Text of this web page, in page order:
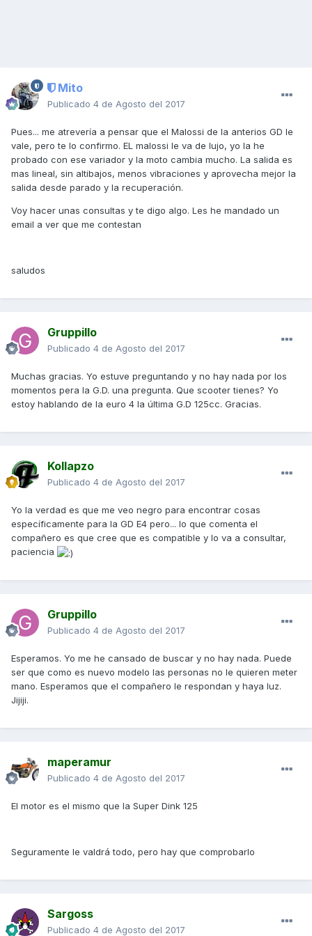
Mito
Publicado 4 de Agosto del 2017
Pues... me atrevería a pensar que el Malossi de la anterios GD le
vale, pero te lo confirmo. EL malossi le va de lujo, yo la he
probado con ese variador y la moto cambia mucho. La salida es
mas lineal, sin altibajos, menos vibraciones y aprovecha mejor la
salida desde parado y la recuperación.
Voy hacer unas consultas y te digo algo. Les he mandado un
email a ver que me contestan
saludos
Gruppillo
Publicado 4 de Agosto del 2017
Muchas gracias. Yo estuve preguntando y no hay nada por los
momentos pera la G.D. una pregunta. Que scooter tienes? Yo
estoy hablando de la euro 4 la última G.D 125cc. Gracias.
Kollapzo
Publicado 4 de Agosto del 2017
Yo la verdad es que me veo negro para encontrar cosas
específicamente para la GD E4 pero... lo que comenta el
compañero es que cree que es compatible y lo va a consultar,
paciencia
Gruppillo
Publicado 4 de Agosto del 2017
Esperamos. Yo me he cansado de buscar y no hay nada. Puede
ser que como es nuevo modelo las personas no le quieren meter
mano. Esperamos que el compañero le respondan y haya luz.
Jijiji.
maperamur
Publicado 4 de Agosto del 2017
El motor es el mismo que la Super Dink 125
Seguramente le valdrá todo, pero hay que comprobarlo
Sargoss
Publicado 4 de Agosto del 2017